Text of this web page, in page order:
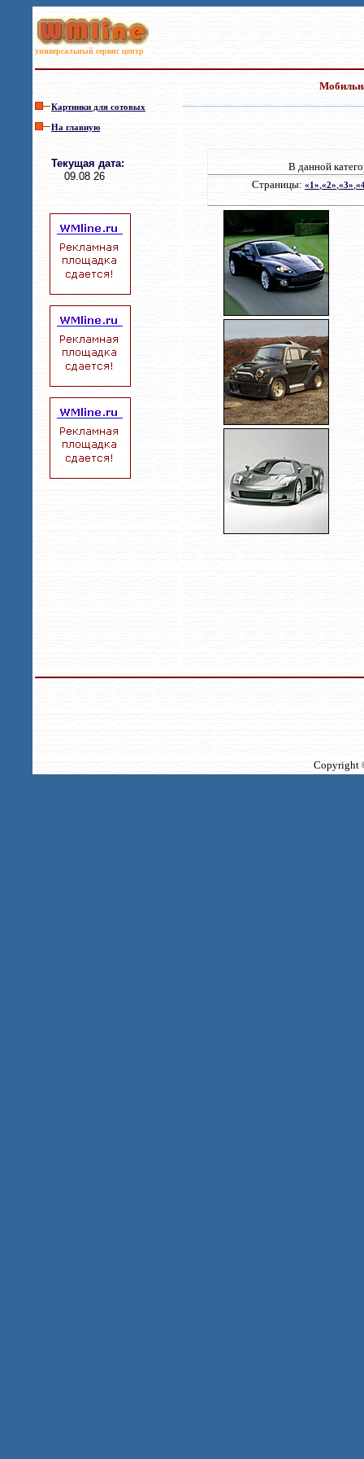
универсальный сервис центр
Картинки для сотовых
На главную
Текущая дата:
09.08 26
В данной
Страницы: «1»,«2»,«3»,
Copyright